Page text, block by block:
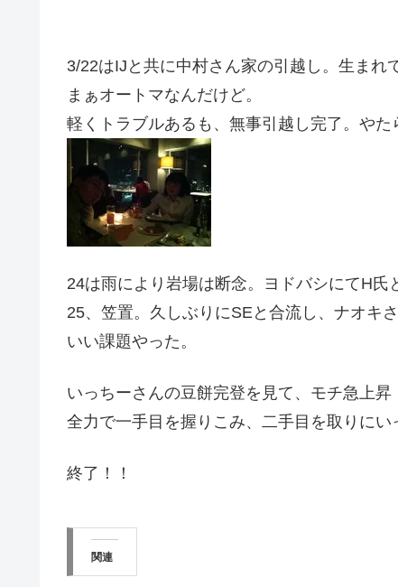
3/22はIJと共に中村さん家の引越し。生まれ
まぁオートマなんだけど。
軽くトラブルあるも、無事引越し完了。やた
24は雨により岩場は断念。ヨドバシにてH氏
25、笠置。久しぶりにSEと合流し、ナオキ
いい課題やった。
いっちーさんの豆餅完登を見て、モチ急上昇
全力で一手目を握りこみ、二手目を取りにい
終了！！
関連